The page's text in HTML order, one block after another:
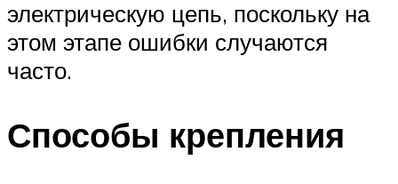
электрическую цепь, поскольку на
этом этапе ошибки случаются
часто.
Способы крепления